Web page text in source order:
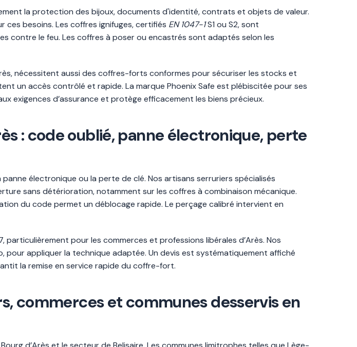
la protection des bijoux, documents d'identité, contrats et objets de valeur.
ces besoins. Les coffres ignifuges, certifiés EN 1047-1S1 ou S2, sont
contre le feu. Les coffres à poser ou encastrés sont adaptés selon les
nécessitent aussi des coffres-forts conformes pour sécuriser les stocks et
un accès contrôlé et rapide. La marque Phoenix Safe est plébiscitée pour ses
exigences d’assurance et protège efficacement les biens précieux.
: code oublié, panne électronique, perte
électronique ou la perte de clé. Nos artisans serruriers spécialisés
sans détérioration, notamment sur les coffres à combinaison mécanique.
du code permet un déblocage rapide. Le perçage calibré intervient en
pour les commerces et professions libérales d’Arès. Nos
appliquer la technique adaptée. Un devis est systématiquement affiché
la remise en service rapide du coffre-fort.
commerces et communes desservis en